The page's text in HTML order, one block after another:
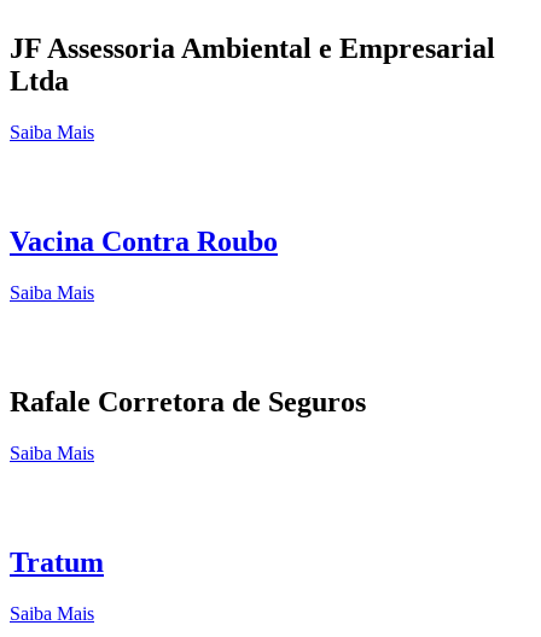
JF Assessoria Ambiental e Empresarial
Ltda
Saiba Mais
Vacina Contra Roubo
Saiba Mais
Rafale Corretora de Seguros
Saiba Mais
Tratum
Saiba Mais